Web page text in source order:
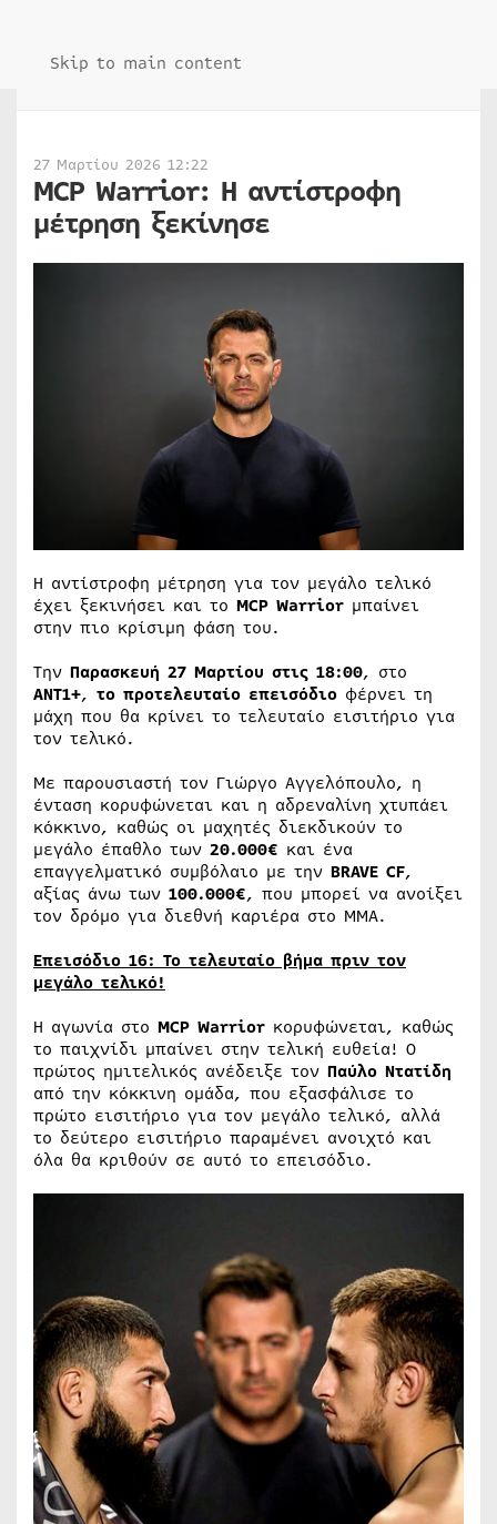
Skip to main content
27 Μαρτίου 2026 12:22
MCP Warrior: Η αντίστροφη
μέτρηση ξεκίνησε
Η αντίστροφη μέτρηση για τον μεγάλο τελικό
έχει ξεκινήσει και το MCP Warrior μπαίνει
στην πιο κρίσιμη φάση του.
Την Παρασκευή 27 Μαρτίου στις 18:00, στο
ΑΝΤ1+, το προτελευταίο επεισόδιο φέρνει τη
μάχη που θα κρίνει το τελευταίο εισιτήριο για
τον τελικό.
Με παρουσιαστή τον Γιώργο Αγγελόπουλο, η
ένταση κορυφώνεται και η αδρεναλίνη χτυπάει
κόκκινο, καθώς οι μαχητές διεκδικούν το
μεγάλο έπαθλο των 20.000€ και ένα
επαγγελματικό συμβόλαιο με την BRAVE CF,
αξίας άνω των 100.000€, που μπορεί να ανοίξει
τον δρόμο για διεθνή καριέρα στο MMA.
Επεισόδιο 16: Το τελευταίο βήμα πριν τον
μεγάλο τελικό!
Η αγωνία στο MCP Warrior κορυφώνεται, καθώς
το παιχνίδι μπαίνει στην τελική ευθεία! Ο
πρώτος ημιτελικός ανέδειξε τον Παύλο Ντατίδη
από την κόκκινη ομάδα, που εξασφάλισε το
πρώτο εισιτήριο για τον μεγάλο τελικό, αλλά
το δεύτερο εισιτήριο παραμένει ανοιχτό και
όλα θα κριθούν σε αυτό το επεισόδιο.